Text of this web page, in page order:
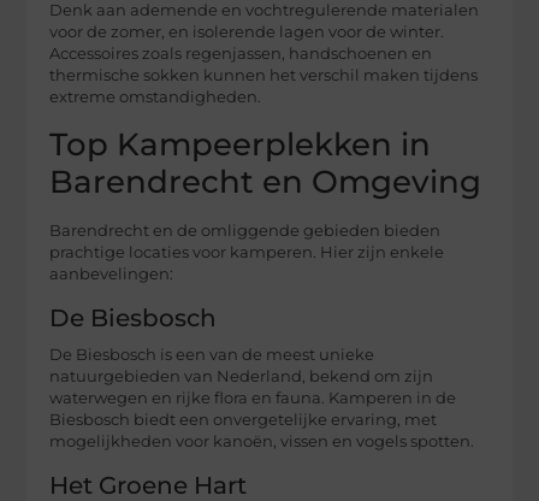
Denk aan ademende en vochtregulerende materialen
voor de zomer, en isolerende lagen voor de winter.
Accessoires zoals regenjassen, handschoenen en
thermische sokken kunnen het verschil maken tijdens
extreme omstandigheden.
Top Kampeerplekken in
Barendrecht en Omgeving
Barendrecht en de omliggende gebieden bieden
prachtige locaties voor kamperen. Hier zijn enkele
aanbevelingen:
De Biesbosch
De Biesbosch is een van de meest unieke
natuurgebieden van Nederland, bekend om zijn
waterwegen en rijke flora en fauna. Kamperen in de
Biesbosch biedt een onvergetelijke ervaring, met
mogelijkheden voor kanoën, vissen en vogels spotten.
Het Groene Hart